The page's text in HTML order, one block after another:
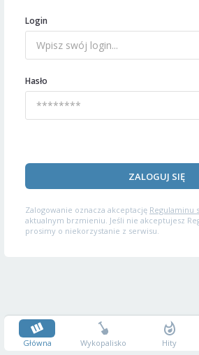
Login
Hasło
ZALOGUJ SIĘ
Zalogowanie oznacza akceptację Regulaminu
aktualnym brzmieniu. Jeśli nie akceptujesz
prosimy o niekorzystanie z serwisu.
Główna Wykopalisko Hity